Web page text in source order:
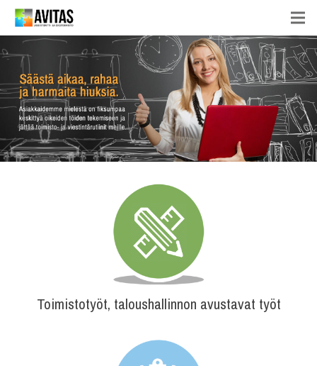
Toimistotyöt, taloushallinnon avustavat työt